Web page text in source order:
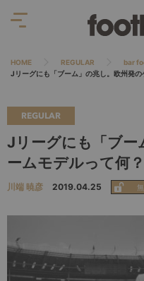
HOME REGULAR
bar
Jリーグにも「ブーム」の兆し。欧州発の
REGULAR
Jリーグにも「ブー
ームモデルって何？
川端 暁彦 2019.04.25